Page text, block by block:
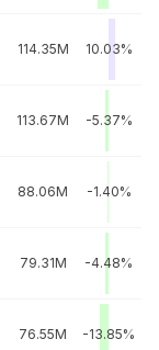
114.35M 10.03%
113.67M -5.37%
88.06M -1.40%
79.31M -4.48%
76.55M -13.85%